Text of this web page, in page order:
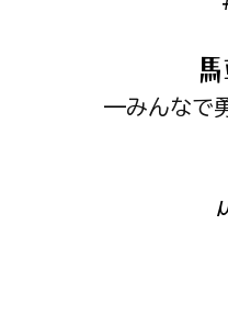
—みんなで